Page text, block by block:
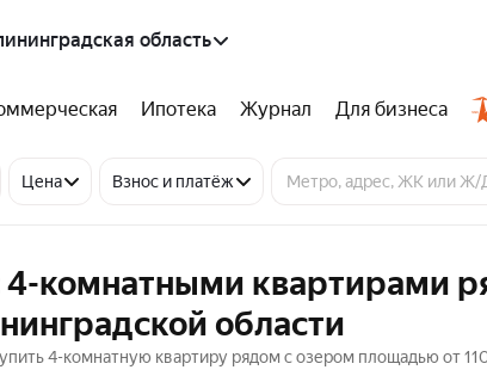
область
Ипотека Журнал Для бизнеса
Цена Взнос и платёж
комнатными квартирами
области
4-комнатную квартиру рядом с озером площадью от